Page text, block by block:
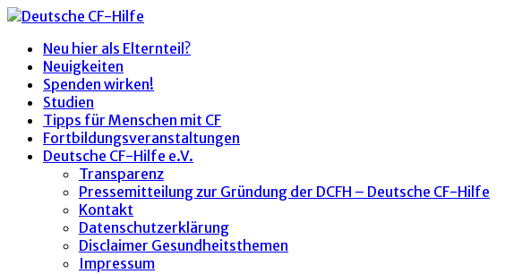
Neu hier als Elternteil?
Neuigkeiten
Spenden wirken!
Studien
Tipps für Menschen mit CF
Fortbildungsveranstaltungen
Deutsche CF-Hilfe e.V.
Transparenz
Pressemitteilung zur Gründung der DCFH – Deutsche CF-Hilfe
Kontakt
Datenschutzerklärung
Disclaimer Gesundheitsthemen
Impressum